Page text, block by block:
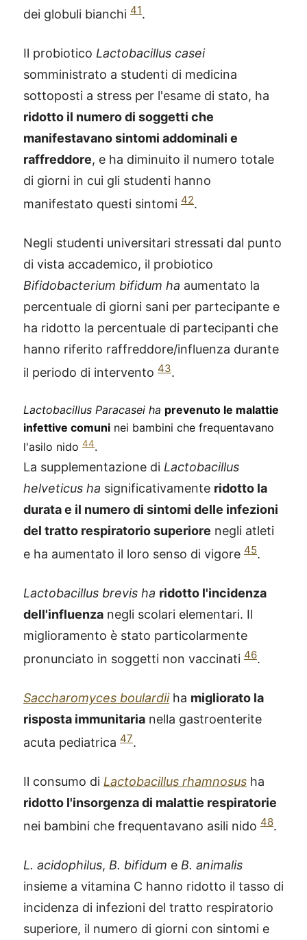
dei globuli bianchi 41.
Il probiotico Lactobacillus casei
somministrato a studenti di medicina
sottoposti a stress per l'esame di stato, ha
ridotto il numero di soggetti che
manifestavano sintomi addominali e
raffreddore, e ha diminuito il numero totale
di giorni in cui gli studenti hanno
manifestato questi sintomi 42.
Negli studenti universitari stressati dal punto
di vista accademico, il probiotico
Bifidobacterium bifidum ha aumentato la
percentuale di giorni sani per partecipante e
ha ridotto la percentuale di partecipanti che
hanno riferito raffreddore/influenza durante
il periodo di intervento 43.
Lactobacillus Paracasei ha prevenuto le malattie
infettive comuni nei bambini che frequentavano
l'asilo nido 44.
La supplementazione di Lactobacillus
helveticus ha significativamente ridotto la
durata e il numero di sintomi delle infezioni
del tratto respiratorio superiore negli atleti
e ha aumentato il loro senso di vigore 45.
Lactobacillus brevis ha ridotto l'incidenza
dell'influenza negli scolari elementari. Il
miglioramento è stato particolarmente
pronunciato in soggetti non vaccinati 46.
Saccharomyces boulardiiha migliorato la
risposta immunitaria nella gastroenterite
acuta pediatrica 47.
Il consumo di Lactobacillus rhamnosus ha
ridotto l'insorgenza di malattie respiratorie
nei bambini che frequentavano asili nido 48.
L. acidophilus, B. bifidum e B. animalis
insieme a vitamina C hanno ridotto il tasso di
incidenza di infezioni del tratto respiratorio
superiore, il numero di giorni con sintomi e
X115